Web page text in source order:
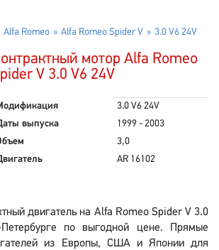
Alfa Romeo Alfa Romeo Spider V 3.0 V6 24V
мотор Alfa Romeo
V 3.0 V6 24V
3.0 V6 24V
выпуска
1999 - 2003
3,0
AR 16102
двигатель на Alfa Romeo Spider V 3.0
по выгодной цене. Прямые
из Европы, США и Японии для